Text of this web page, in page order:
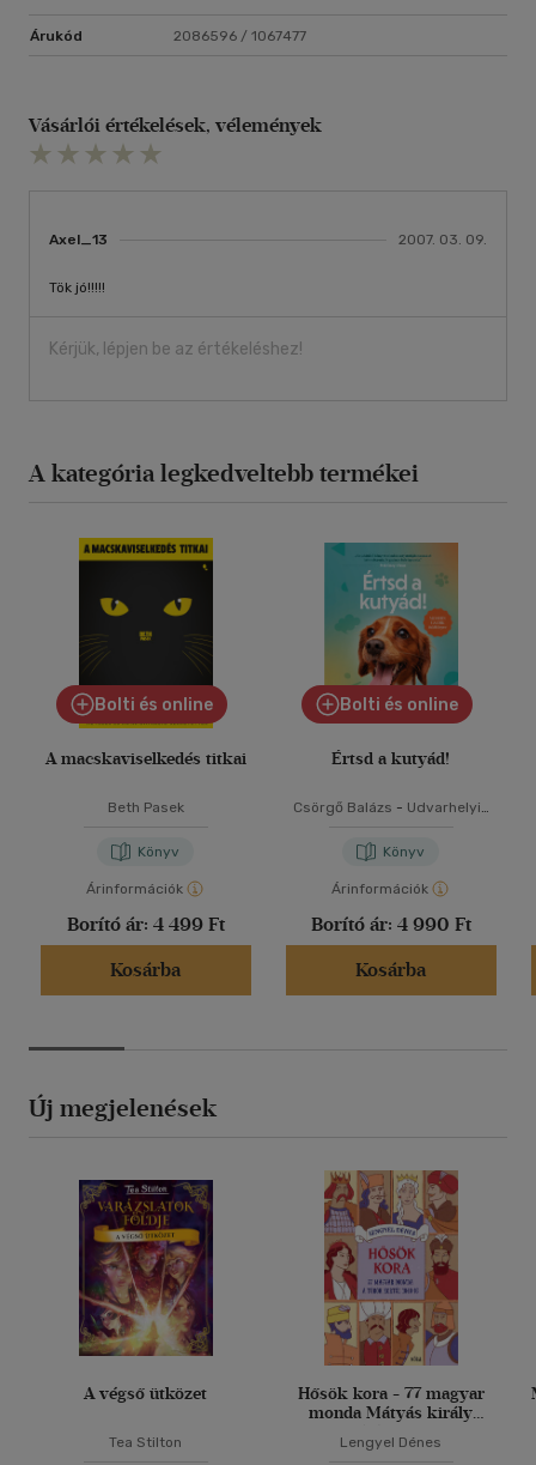
Árukód 2086596 / 1067477
Vásárlói értékelések, vélemények
Axel_13 2007. 03. 09.
Tök jó!!!!!
Kérjük, lépjen be az értékeléshez!
A kategória legkedveltebb termékei
Bolti és online
A macskaviselkedés titkai
Beth Pasek
Könyv
Árinformációk
Borító ár: 4 499 Ft
Kosárba
Bolti és online
Értsd a kutyád!
Csörgő Balázs - Udvarhelyi-
Könyv
Árinformációk
Borító ár: 4 990 Ft
Kosárba
Új megjelenések
A végső ütközet
Tea Stilton
Hősök kora - 77 magyar
monda Mátyás király
Lengyel Dénes